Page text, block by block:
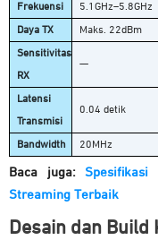
Frekuensi 5.1GHz–5.8GHz
Daya TX Maks. 22dBm
Sensitivitas
RX
—
Latensi
Transmisi
0.04 detik
Bandwidth 20MHz
Baca juga:Spesifikasi
Streaming Terbaik
Desain dan Build